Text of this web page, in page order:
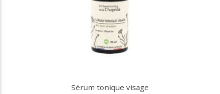
Sérum tonique visage